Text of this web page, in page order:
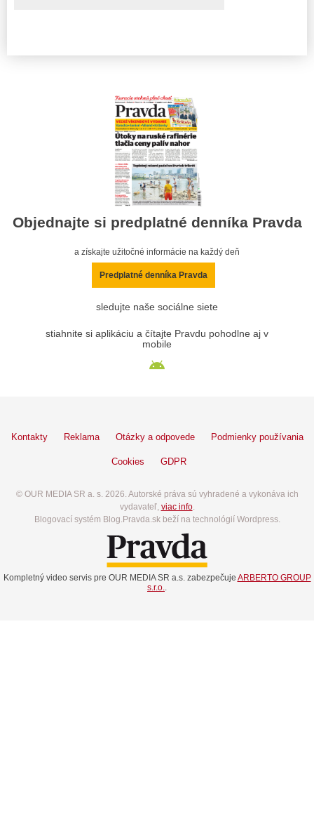
Objednajte si predplatné denníka Pravda
a získajte užitočné informácie na každý deň
Predplatné denníka Pravda
sledujte naše sociálne siete
stiahnite si aplikáciu a čítajte Pravdu pohodlne aj v
mobile
Kontakty Reklama Otázky a odpovede Podmienky používania
Cookies GDPR
© OUR MEDIA SR a. s. 2026. Autorské práva sú vyhradené a vykonáva ich
vydavateľ, viac info.
Blogovací systém Blog.Pravda.sk beží na technológií Wordpress.
Kompletný video servis pre OUR MEDIA SR a.s. zabezpečuje ARBERTO GROUP
s.r.o..